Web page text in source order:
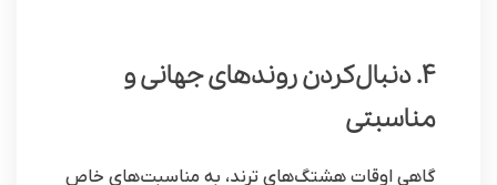
4. دنبال‌کردن روندهای جهانی و
مناسبتی
گاهی اوقات هشتگ‌های ترند، به مناسبت‌های خاص